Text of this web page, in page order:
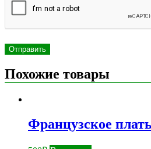
Похожие товары
Французское